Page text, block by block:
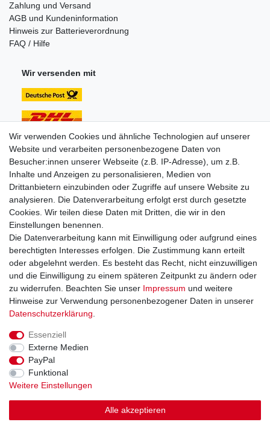
Zahlung und Versand
AGB und Kundeninformation
Hinweis zur Batterieverordnung
FAQ / Hilfe
Wir versenden mit
Unsere Zahlungsarten:
Sie erreichen uns unter:
+49 (0)681 5846576
Montag bis Freitag
9.00 - 16.00 Uhr
Impressum
Widerrufs­recht
Wir verwenden Cookies und ähnliche Technologien auf unserer
Website und verarbeiten personenbezogene Daten von
Besucher:innen unserer Webseite (z.B. IP-Adresse), um z.B.
Inhalte und Anzeigen zu personalisieren, Medien von
Drittanbietern einzubinden oder Zugriffe auf unsere Website zu
analysieren. Die Datenverarbeitung erfolgt erst durch gesetzte
Cookies. Wir teilen diese Daten mit Dritten, die wir in den
Einstellungen benennen.
Die Datenverarbeitung kann mit Einwilligung oder aufgrund eines
berechtigten Interesses erfolgen. Die Zustimmung kann erteilt
oder abgelehnt werden. Es besteht das Recht, nicht einzuwilligen
und die Einwilligung zu einem späteren Zeitpunkt zu ändern oder
zu widerrufen. Beachten Sie unser Impressum und weitere
Hinweise zur Verwendung personenbezogener Daten in unserer
Daten­schutz­erklärung
Essenziell
Externe Medien
PayPal
Funktional
Weitere Einstellungen
Alle akzeptieren